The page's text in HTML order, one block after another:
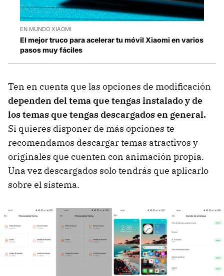
EN MUNDO XIAOMI
El mejor truco para acelerar tu móvil Xiaomi en varios
pasos muy fáciles
Ten en cuenta que las opciones de modificación
dependen del tema que tengas instalado y de
los temas que tengas descargados en general.
Si quieres disponer de más opciones te
recomendamos descargar temas atractivos y
originales que cuenten con animación propia.
Una vez descargados solo tendrás que aplicarlo
sobre el sistema.